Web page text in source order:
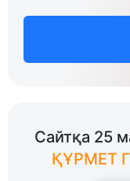
Сайтқа 25
ҚҰРМЕТ